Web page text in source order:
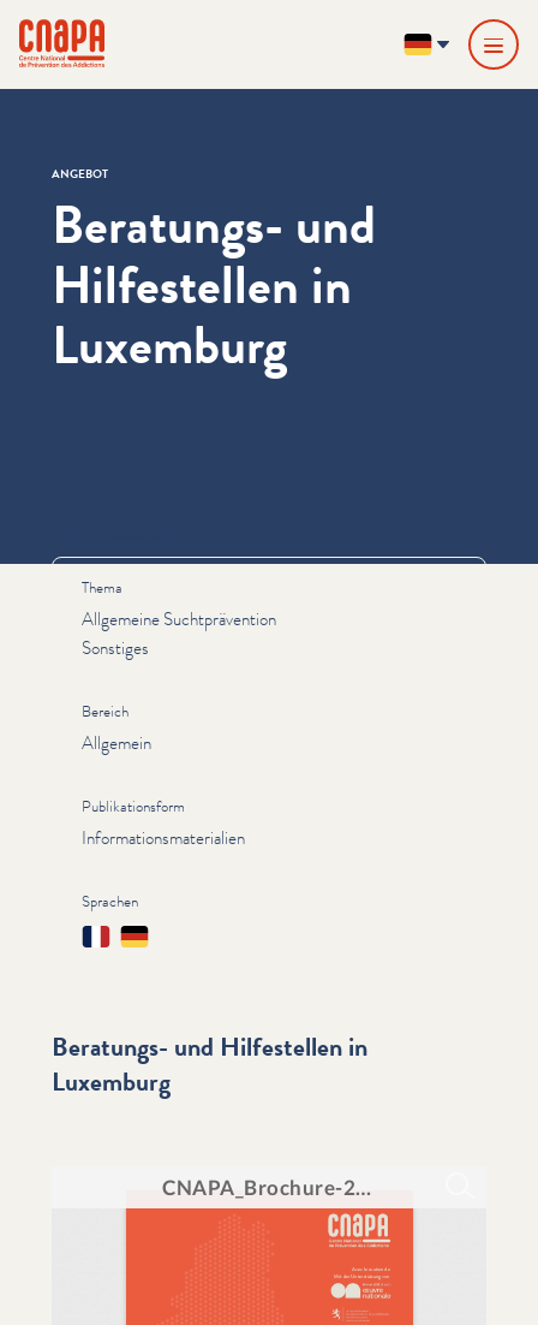
cnapa
DE
ANGEBOT
Beratungs- und
Hilfestellen in
Luxemburg
Thema
Allgemeine Suchtprävention
Sonstiges
Bereich
Allgemein
Publikationsform
Informationsmaterialien
Sprachen
FrançaisDeutsch
Beratungs- und Hilfestellen in
Luxemburg